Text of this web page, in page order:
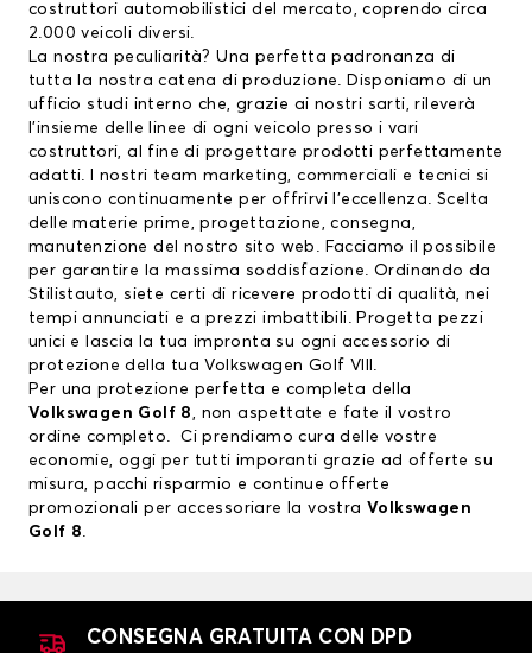
costruttori automobilistici del mercato, coprendo circa
2.000 veicoli diversi.
La nostra peculiarità? Una perfetta padronanza di
tutta la nostra catena di produzione. Disponiamo di un
ufficio studi interno che, grazie ai nostri sarti, rileverà
l’insieme delle linee di ogni veicolo presso i vari
costruttori, al fine di progettare prodotti perfettamente
adatti. I nostri team marketing, commerciali e tecnici si
uniscono continuamente per offrirvi l’eccellenza. Scelta
delle materie prime, progettazione, consegna,
manutenzione del nostro sito web. Facciamo il possibile
per garantire la massima soddisfazione. Ordinando da
Stilistauto, siete certi di ricevere prodotti di qualità, nei
tempi annunciati e a prezzi imbattibili. Progetta pezzi
unici e lascia la tua impronta su ogni accessorio di
protezione della tua Volkswagen Golf VIII.
Per una protezione perfetta e completa della
Volkswagen Golf 8, non aspettate e fate il vostro
ordine completo. Ci prendiamo cura delle vostre
economie, oggi per tutti imporanti grazie ad offerte su
misura, pacchi risparmio e continue offerte
promozionali per accessoriare la vostra Volkswagen
Golf 8.
CONSEGNA GRATUITA CON DPD